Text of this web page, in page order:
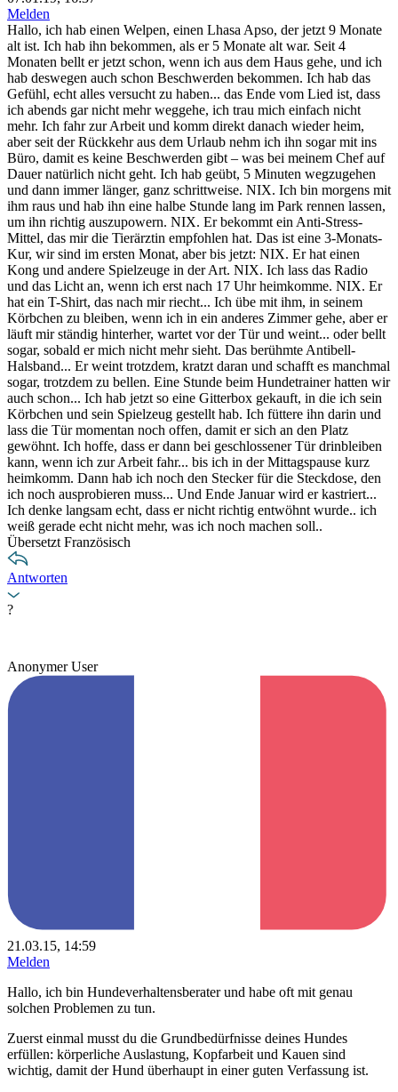
Melden
Hallo, ich hab einen Welpen, einen Lhasa Apso, der jetzt 9 Monate
alt ist. Ich hab ihn bekommen, als er 5 Monate alt war. Seit 4
Monaten bellt er jetzt schon, wenn ich aus dem Haus gehe, und ich
hab deswegen auch schon Beschwerden bekommen. Ich hab das
Gefühl, echt alles versucht zu haben... das Ende vom Lied ist, dass
ich abends gar nicht mehr weggehe, ich trau mich einfach nicht
mehr. Ich fahr zur Arbeit und komm direkt danach wieder heim,
aber seit der Rückkehr aus dem Urlaub nehm ich ihn sogar mit ins
Büro, damit es keine Beschwerden gibt – was bei meinem Chef auf
Dauer natürlich nicht geht. Ich hab geübt, 5 Minuten wegzugehen
und dann immer länger, ganz schrittweise. NIX. Ich bin morgens mit
ihm raus und hab ihn eine halbe Stunde lang im Park rennen lassen,
um ihn richtig auszupowern. NIX. Er bekommt ein Anti-Stress-
Mittel, das mir die Tierärztin empfohlen hat. Das ist eine 3-Monats-
Kur, wir sind im ersten Monat, aber bis jetzt: NIX. Er hat einen
Kong und andere Spielzeuge in der Art. NIX. Ich lass das Radio
und das Licht an, wenn ich erst nach 17 Uhr heimkomme. NIX. Er
hat ein T-Shirt, das nach mir riecht... Ich übe mit ihm, in seinem
Körbchen zu bleiben, wenn ich in ein anderes Zimmer gehe, aber er
läuft mir ständig hinterher, wartet vor der Tür und weint... oder bellt
sogar, sobald er mich nicht mehr sieht. Das berühmte Antibell-
Halsband... Er weint trotzdem, kratzt daran und schafft es manchmal
sogar, trotzdem zu bellen. Eine Stunde beim Hundetrainer hatten wir
auch schon... Ich hab jetzt so eine Gitterbox gekauft, in die ich sein
Körbchen und sein Spielzeug gestellt hab. Ich füttere ihn darin und
lass die Tür momentan noch offen, damit er sich an den Platz
gewöhnt. Ich hoffe, dass er dann bei geschlossener Tür drinbleiben
kann, wenn ich zur Arbeit fahr... bis ich in der Mittagspause kurz
heimkomm. Dann hab ich noch den Stecker für die Steckdose, den
ich noch ausprobieren muss... Und Ende Januar wird er kastriert...
Ich denke langsam echt, dass er nicht richtig entwöhnt wurde.. ich
weiß gerade echt nicht mehr, was ich noch machen soll..
Übersetzt Französisch
Antworten
?
Anonymer User
21.03.15, 14:59
Melden
Hallo, ich bin Hundeverhaltensberater und habe oft mit genau
solchen Problemen zu tun.
Zuerst einmal musst du die Grundbedürfnisse deines Hundes
erfüllen: körperliche Auslastung, Kopfarbeit und Kauen sind
wichtig, damit der Hund überhaupt in einer guten Verfassung ist.